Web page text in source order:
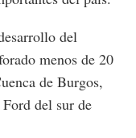
del
menos de 20
de Burgos,
del sur de